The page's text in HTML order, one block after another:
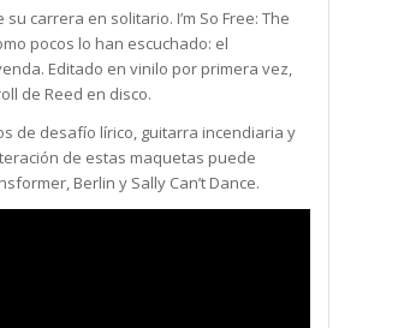
carrera en solitario. I’m So Free: The
pocos lo han escuchado: el
Editado en vinilo por primera vez,
de Reed en disco.
de desafío lírico, guitarra incendiaria y
de estas maquetas puede
Berlin y Sally Can’t Dance.